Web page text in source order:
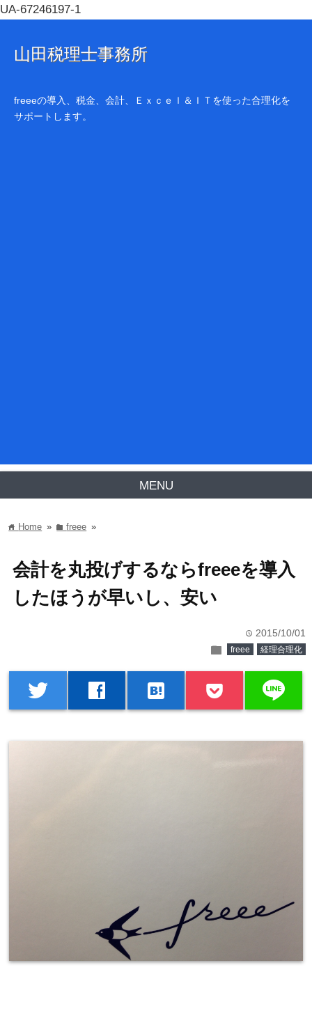
UA-67246197-1
山田税理士事務所
freeeの導入、税金、会計、Ｅｘｃｅｌ＆ＩＴを使った合理化を
サポートします。
MENU
home Home » folderfreee »
会計を丸投げするならfreeeを導入
したほうが早いし、安い
time 2015/10/01
folder freee 経理合理化
twitter facebook hatenabookmark line